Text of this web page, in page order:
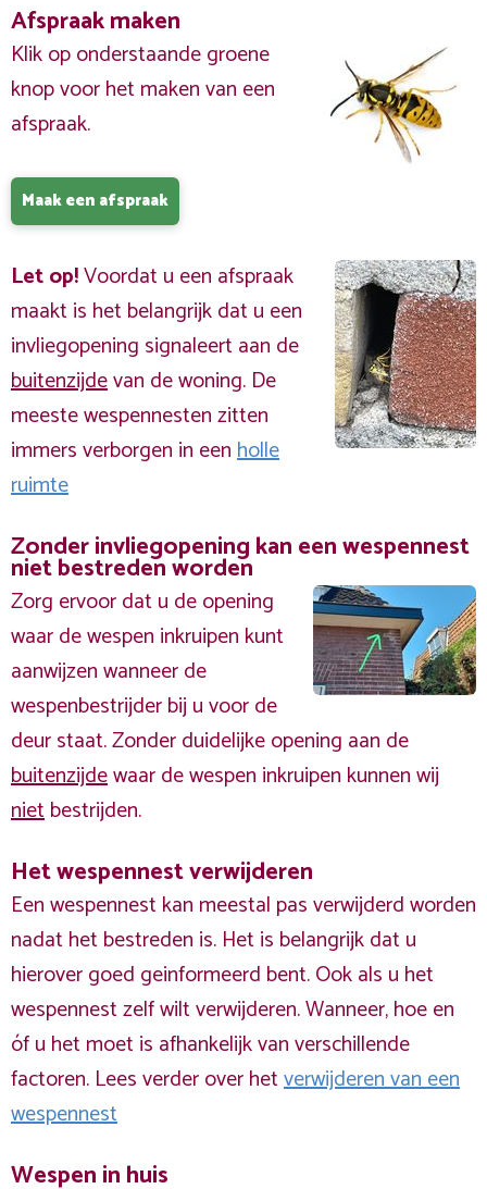
Afspraak maken
Klik op onderstaande groene
knop voor het maken van een
afspraak.
Maak een afspraak
Let op!Voordat u een afspraak
maakt is het belangrijk dat u een
invliegopening signaleert aan de
buitenzijdevan de woning. De
meeste wespennesten zitten
immers verborgen in eenholle
ruimte
Zonder invliegopening kan een wespennest
niet bestreden worden
Zorg ervoor dat u de opening
waar de wespen inkruipen kunt
aanwijzen wanneer de
wespenbestrijder bij u voor de
deur staat. Zonder duidelijke opening aan de
buitenzijdewaar de wespen inkruipen kunnen wij
nietbestrijden.
Het wespennest verwijderen
Een wespennest kan meestal pas verwijderd worden
nadat het bestreden is. Het is belangrijk dat u
hierover goed geinformeerd bent. Ook als u het
wespennest zelf wilt verwijderen. Wanneer, hoe en
óf u het moet is afhankelijk van verschillende
factoren. Lees verder over hetverwijderen van een
wespennest
Wespen in huis